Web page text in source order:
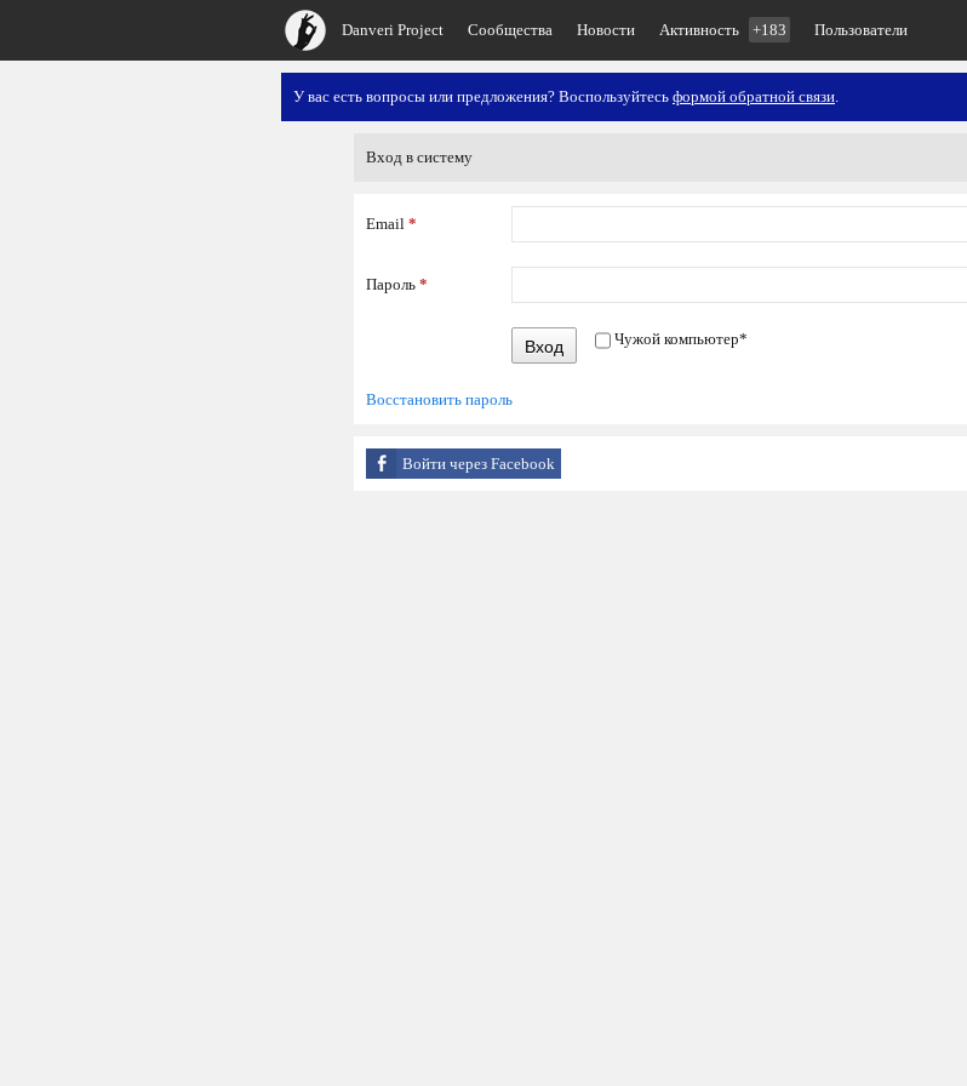
Danveri Project Сообщества Новости Активность +183 Пользователи
У вас есть вопросы или предложения? Воспользуйтесь формой обратной связи.
Вход в систему
Email *
Пароль *
Вход Чужой компьютер*
Восстановить пароль
Войти через Facebook